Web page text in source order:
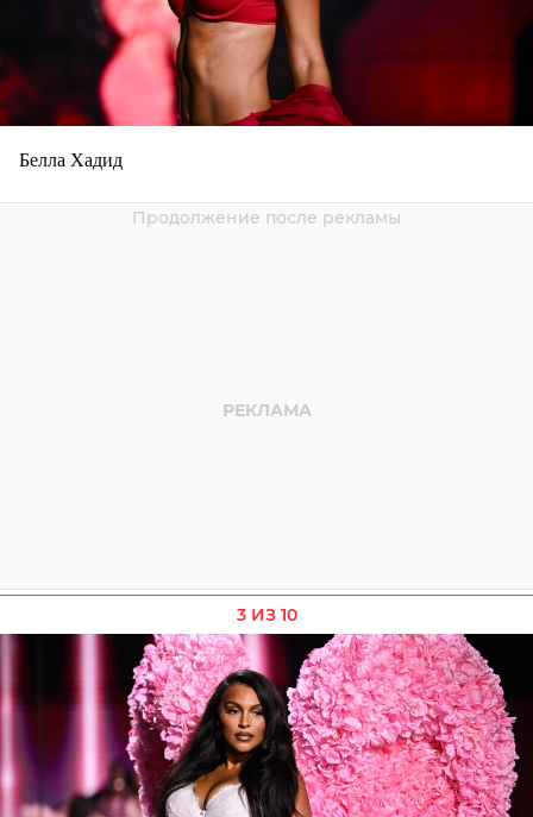
Белла Хадид
3 ИЗ 10